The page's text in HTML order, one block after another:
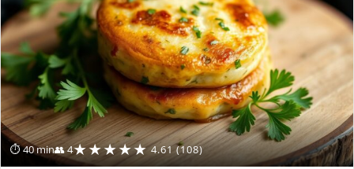
⏱ 40 min👥 4★★★★★ 4.61 (108)